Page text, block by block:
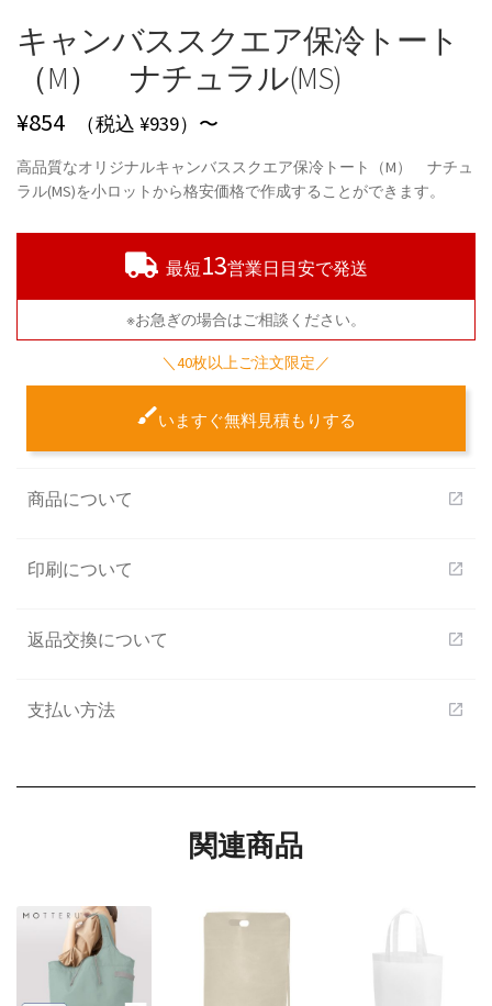
キャンバススクエア保冷トート
（M） ナチュラル(MS)
¥854 （税込 ¥939）〜
高品質なオリジナルキャンバススクエア保冷トート（M） ナチュ
ラル(MS)を小ロットから格安価格で作成することができます。
最短13営業日目安で発送
※お急ぎの場合はご相談ください。
＼40枚以上ご注文限定／
いますぐ無料見積もりする
商品について open_in_new
印刷について open_in_new
返品交換について open_in_new
支払い方法 open_in_new
関連商品